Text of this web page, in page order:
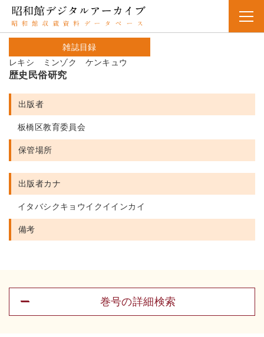
雑誌目録
レキシ ミンゾク ケンキュウ
歴史民俗研究
出版者
板橋区教育委員会
保管場所
出版者カナ
イタバシクキョウイクイインカイ
備考
巻号の詳細検索